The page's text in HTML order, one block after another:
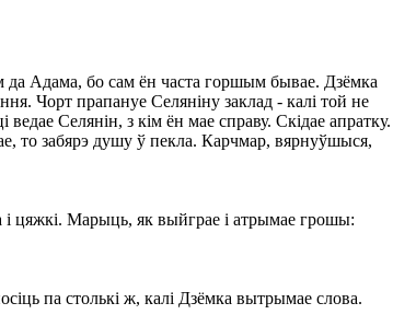
да Адама, бо сам ён часта горшым бывае. Дзёмка
Чорт прапануе Селяніну заклад - калі той не
Селянін, з кім ён мае справу. Скідае апратку.
то забярэ душу ў пекла. Карчмар, вярнуўшыся,
і цяжкі. Марыць, як выйграе і атрымае грошы:
па столькі ж, калі Дзёмка вытрымае слова.